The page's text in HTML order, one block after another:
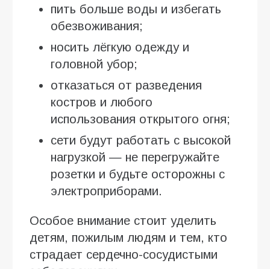
пить больше воды и избегать
обезвоживания;
носить лёгкую одежду и
головной убор;
отказаться от разведения
костров и любого
использования открытого огня;
сети будут работать с высокой
нагрузкой — не перегружайте
розетки и будьте осторожны с
электроприборами.
Особое внимание стоит уделить
детям, пожилым людям и тем, кто
страдает сердечно-сосудистыми